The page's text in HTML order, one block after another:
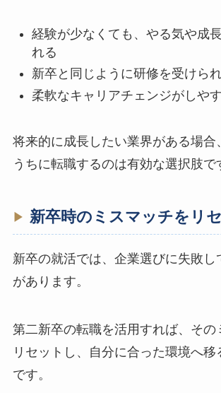
経験が少なくても、やる気や成
れる
新卒と同じように研修を受けら
柔軟なキャリアチェンジがしや
将来的に成長したい業界がある場合
うちに転職するのは有効な選択肢で
新卒時のミスマッチをリ
新卒の就活では、企業選びに失敗し
があります。
第二新卒の転職を活用すれば、その
リセットし、自分に合った環境へ移
です。